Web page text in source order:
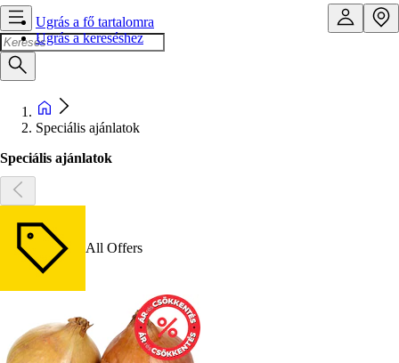
Ugrás a fő tartalomra
Ugrás a kereséshez
Speciális ajánlatok
Speciális ajánlatok
All Offers